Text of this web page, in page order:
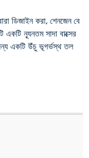
ডিজাইন করা, শেনজেন বে
একটি ন্যূনতম সাদা বাক্সের
একটি উঁচু ভূগর্ভস্থ তল